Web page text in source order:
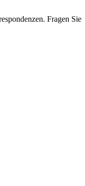
Fragen Sie